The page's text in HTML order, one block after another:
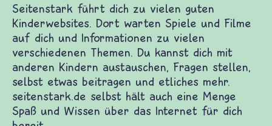
Seitenstark führt dich zu vielen guten
Kinderwebsites. Dort warten Spiele und Filme
auf dich und Informationen zu vielen
verschiedenen Themen. Du kannst dich mit
anderen Kindern austauschen, Fragen stellen,
selbst etwas beitragen und etliches mehr.
seitenstark.de selbst hält auch eine Menge
Spaß und Wissen über das Internet für dich